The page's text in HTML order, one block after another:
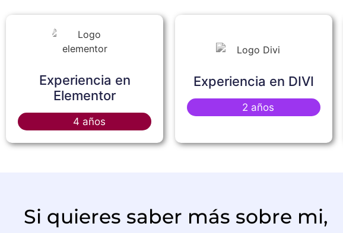
Experiencia en
Elementor
4 años
Experiencia en DIVI
2 años
Si quieres saber más sobre mi,